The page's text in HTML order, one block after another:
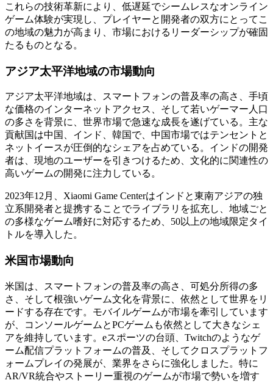
これらの技術革新により、低遅延でシームレスなオンライン
ゲーム体験が実現し、プレイヤーと開発者の双方にとってこ
の地域の魅力が高まり、市場におけるリーダーシップが確固
たるものとなる。
アジア太平洋地域の市場動向
アジア太平洋地域は、スマートフォンの普及率の高さ、手頃
な価格のインターネットアクセス、そして若いゲーマー人口
の多さを背景に、世界市場で急速な成長を遂げている。主な
貢献国は中国、インド、韓国で、中国市場ではテンセントと
ネットイースが圧倒的なシェアを占めている。インドの開発
者は、現地のユーザーを引きつけるため、文化的に関連性の
高いゲームの開発に注力している。
2023年12月、Xiaomi Game Centerはインドと東南アジアの独
立系開発者と提携することでライブラリを拡充し、地域ごと
の多様なゲーム嗜好に対応するため、50以上の地域限定タイ
トルを導入した。
米国市場動向
米国は、スマートフォンの普及率の高さ、可処分所得の多
さ、そして根強いゲーム文化を背景に、依然として世界をリ
ードする存在です。モバイルゲームが市場を牽引しています
が、コンソールゲームとPCゲームも依然として大きなシェ
アを維持しています。eスポーツの台頭、Twitchのようなゲ
ーム配信プラットフォームの普及、そしてクロスプラットフ
ォームプレイの発展が、業界をさらに強化しました。特に
AR/VR統合やストーリー重視のゲームが市場で勢いを増す